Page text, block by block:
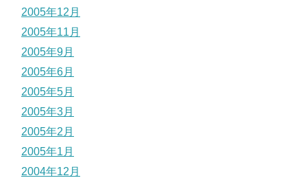
2005年12月
2005年11月
2005年9月
2005年6月
2005年5月
2005年3月
2005年2月
2005年1月
2004年12月